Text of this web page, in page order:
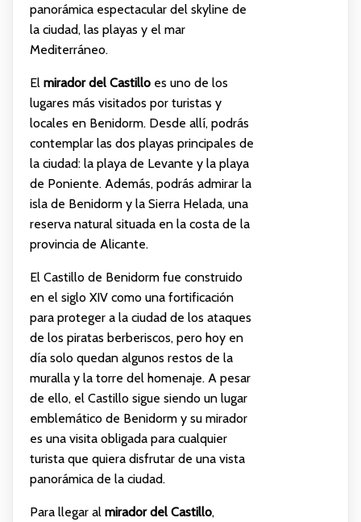
panorámica espectacular del skyline de
la ciudad, las playas y el mar
Mediterráneo.
El mirador del Castilloes uno de los
lugares más visitados por turistas y
locales en Benidorm. Desde allí, podrás
contemplar las dos playas principales de
la ciudad: la playa de Levante y la playa
de Poniente. Además, podrás admirar la
isla de Benidorm y la Sierra Helada, una
reserva natural situada en la costa de la
provincia de Alicante.
El Castillo de Benidorm fue construido
en el siglo XIV como una fortificación
para proteger a la ciudad de los ataques
de los piratas berberiscos, pero hoy en
día solo quedan algunos restos de la
muralla y la torre del homenaje. A pesar
de ello, el Castillo sigue siendo un lugar
emblemático de Benidorm y su mirador
es una visita obligada para cualquier
turista que quiera disfrutar de una vista
panorámica de la ciudad.
Para llegar al mirador del Castillo,